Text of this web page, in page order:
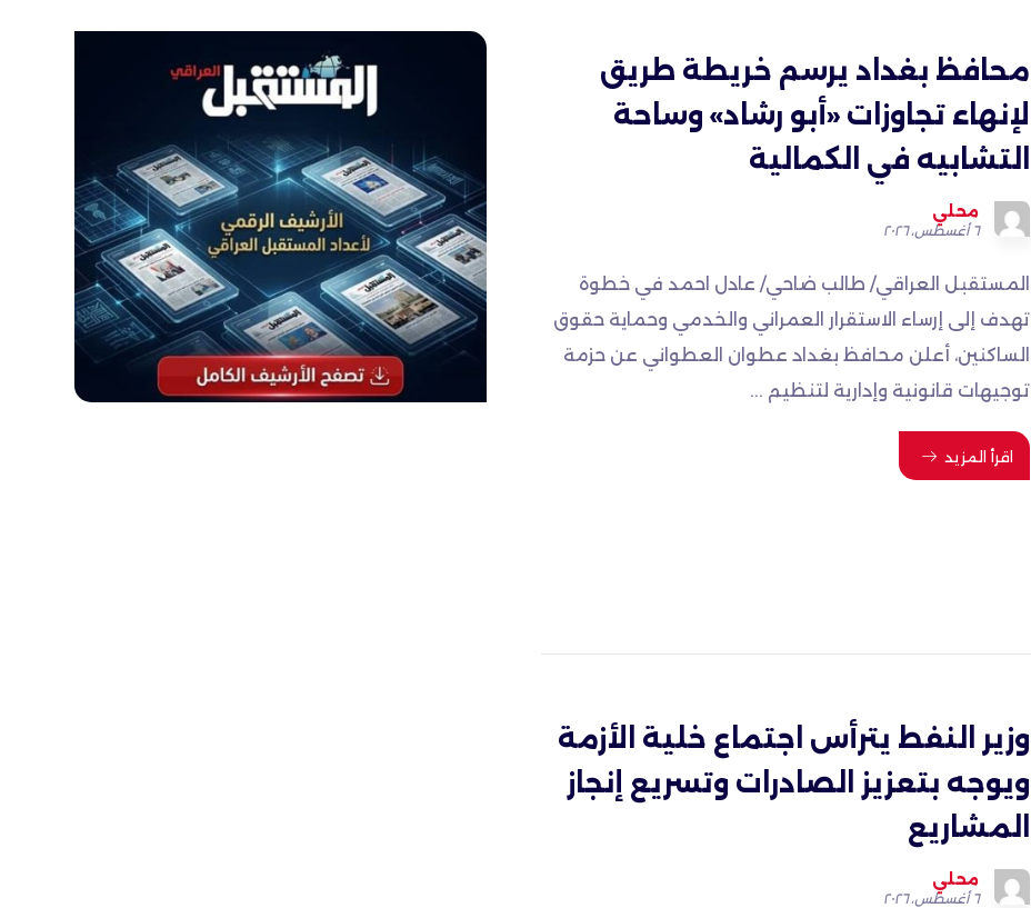
محافظ بغداد يرسم خريطة طريق
لإنهاء تجاوزات «أبو رشاد» وساحة
التشابيه في الكمالية
محلي
٦ أغسطس، ٢٠٢٦
المستقبل العراقي/ طالب ضاحي/ عادل احمد في خطوة
تهدف إلى إرساء الاستقرار العمراني والخدمي وحماية حقوق
الساكنين، أعلن محافظ بغداد عطوان العطواني عن حزمة
توجيهات قانونية وإدارية لتنظيم ...
اقرأ المزيد
وزير النفط يترأس اجتماع خلية الأزمة
ويوجه بتعزيز الصادرات وتسريع إنجاز
المشاريع
محلي
٦ أغسطس، ٢٠٢٦